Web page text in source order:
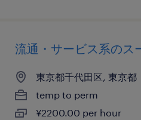
流通・サービス系のス
東京都千代田区, 東京都
temp to perm
¥2200.00 per hour